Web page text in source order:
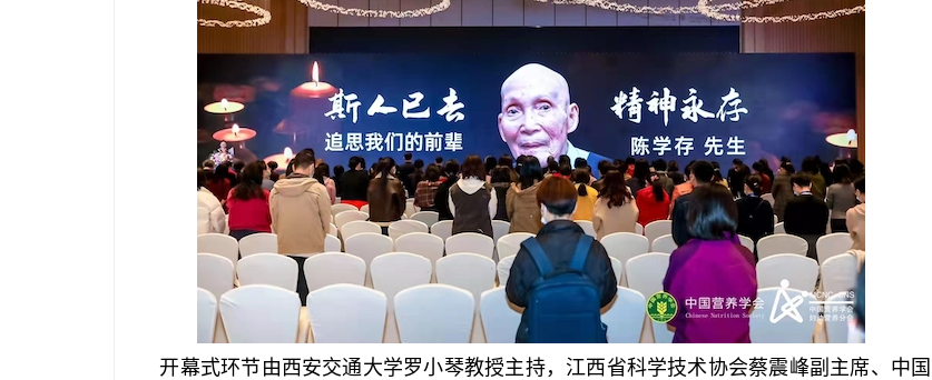
开幕式环节由西安交通大学罗小琴教授主持，江西省科学技术协会蔡震峰副主席、中国